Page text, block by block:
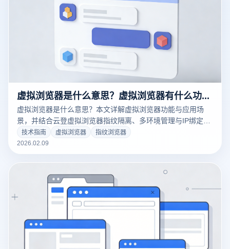
虚拟浏览器是什么意思？虚拟浏览器有什么功能？
虚拟浏览器是什么意思？本文详解虚拟浏览器功能与应用场
景，并结合云登虚拟浏览器指纹隔离、多环境管理与IP绑定优
势，助你安全高效运营多账号。
技术指南 虚拟浏览器
指纹浏览器
2026.02.09